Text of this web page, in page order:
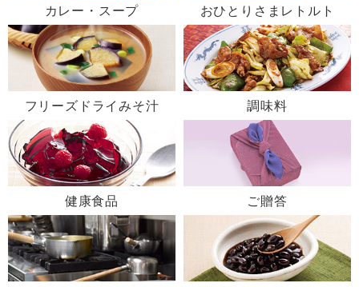
カレー・スープ おひとりさまレトルト
フリーズドライみそ汁 調味料
健康食品 ご贈答